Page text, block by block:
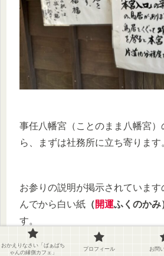
事任八幡宮（ことのまま八幡宮）
ら、まずは社務所に立ち寄ります
お参りの説明が掲示されていま
んでから白い紙 （ 開運ふくのかみ
す。
おかえりなさい「ばぁばち
ゃんの縁側カフェ」
プロフィール お問